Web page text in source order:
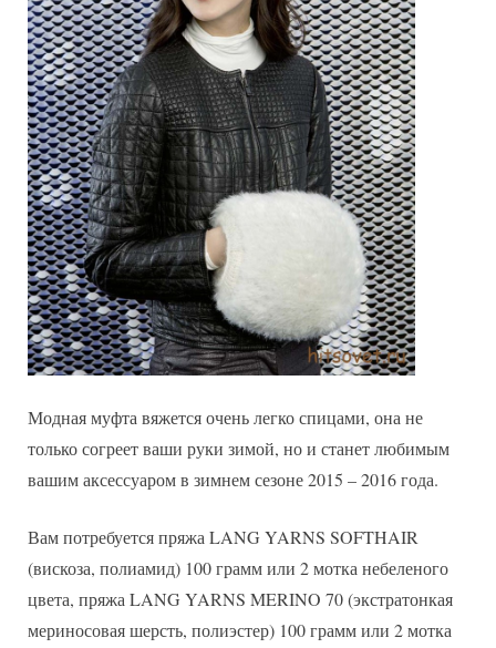
Модная муфта вяжется очень легко спицами, она не
только согреет ваши руки зимой, но и станет любимым
вашим аксессуаром в зимнем сезоне 2015 – 2016 года.
Вам потребуется пряжа LANG YARNS SOFTHAIR
(вискоза, полиамид) 100 грамм или 2 мотка небеленого
цвета, пряжа LANG YARNS MERINO 70 (экстратонкая
мериносовая шерсть, полиэстер) 100 грамм или 2 мотка